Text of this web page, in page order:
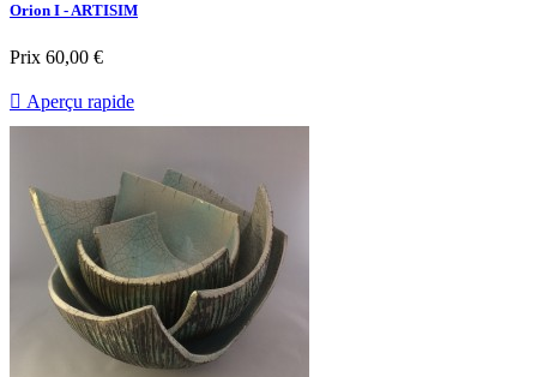
Orion I - ARTISIM
Prix 60,00 €
 Aperçu rapide